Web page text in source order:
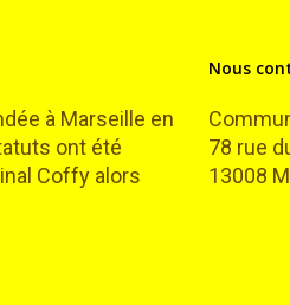
à Marseille en
ont été
Coffy alors
Nous
78 rue
13008